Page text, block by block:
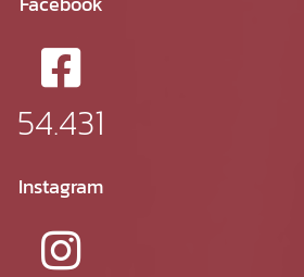
54.431
Instagram